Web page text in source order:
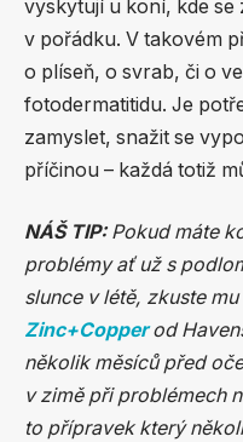
vyskytují u koní, kde
v pořádku. V takovém
o plíseň, o svrab, či o
fotodermatitidu. Je
zamyslet, snažit se
příčinou – každá totiž
NÁŠ TIP:Pokud máte
problémy ať už s
slunce v létě, zkuste
Zinc+Copperod
několik měsíců před
v zimě při problémech
to přípravek který